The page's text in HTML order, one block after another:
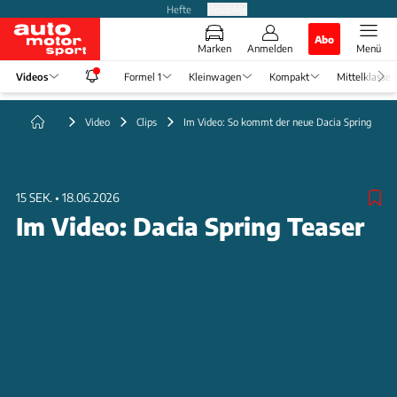
Hefte
Marken Anmelden
Abo
Menü
Videos Formel 1 Kleinwagen Kompakt Mittelklasse
Video Clips Im Video: So kommt der neue Dacia Spring
15 SEK. • 18.06.2026
Im Video: Dacia Spring Teaser